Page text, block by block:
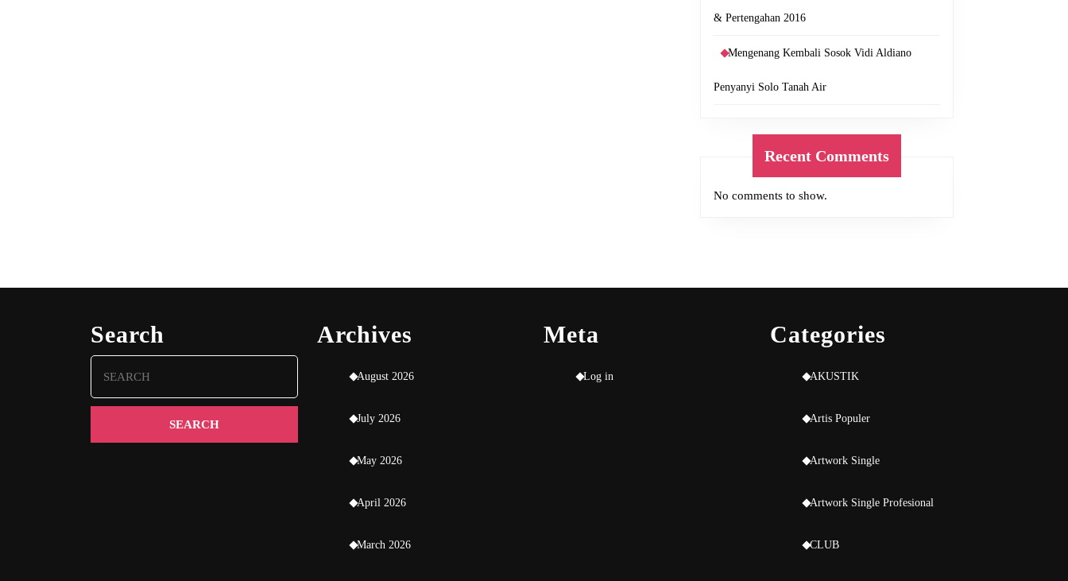
& Pertengahan 2016
Mengenang Kembali Sosok Vidi Aldiano
Penyanyi Solo Tanah Air
Recent Comments
No comments to show.
Search
for:
Archives
August 2026
July 2026
May 2026
April 2026
March 2026
Meta
Log in
Categories
AKUSTIK
Artis Populer
Artwork Single
Artwork Single Profesional
CLUB